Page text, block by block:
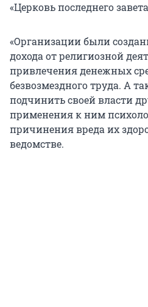
«Церковь последнего
«Организации были
дохода от религиозной
привлечения денежных
безвозмездного труда. А
подчинить своей власти
применения к ним
причинения вреда их
ведомстве.